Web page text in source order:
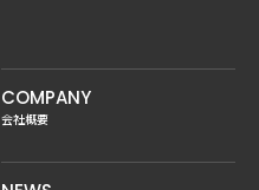
COMPANY
会社概要